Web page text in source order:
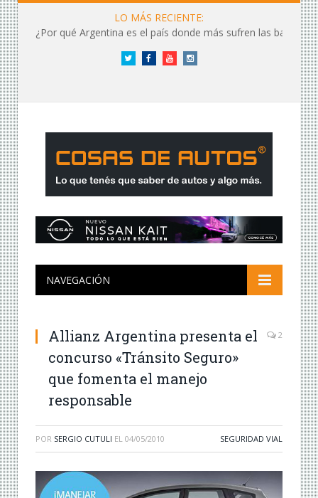
LO MÁS RECIENTE:
¿Por qué Argentina es el país donde más sufren las baterías?
Twitter FacebookYouTubeInstagram
NAVEGACIÓN
Allianz Argentina presenta el
concurso «Tránsito Seguro»
que fomenta el manejo
responsable
2
POR SERGIO CUTULI EL 04/05/2010 SEGURIDAD VIAL